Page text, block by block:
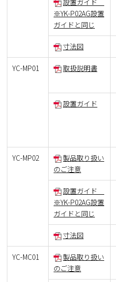
※YK-P02AG設置
ガイドと同じ
寸法図
YC-MP01 取扱説明書
設置ガイド
YC-MP02
製品取り扱い
のご注意
設置ガイド
※YK-P02AG設置
ガイドと同じ
寸法図
YC-MC01
製品取り扱い
のご注意